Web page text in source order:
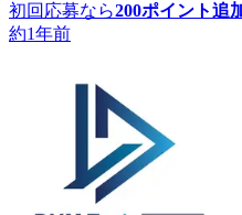
初回応募なら200ポイント追
約1年前